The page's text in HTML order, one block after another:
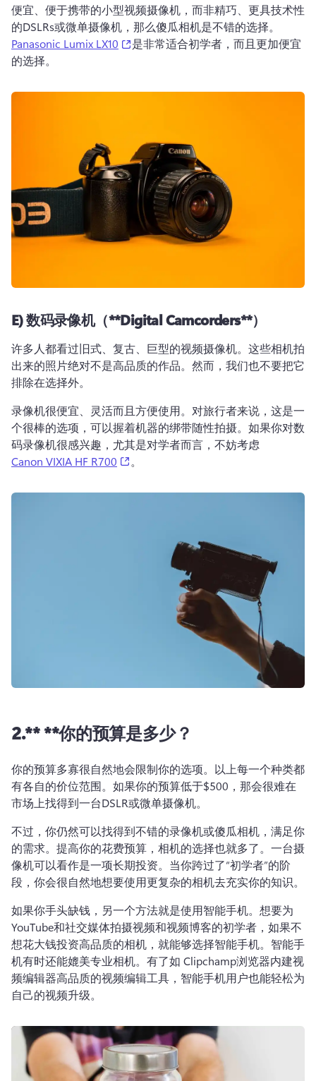
便宜、便于携带的小型视频摄像机，而非精巧、更具技术性
的DSLRs或微单摄像机，那么傻瓜相机是不错的选择。
Panasonic Lumix LX10
(opens in a new tab)
是非常适合初学者，而且更加便宜
的选择。
E)数码录像机（**Digital Camcorders**）
许多人都看过旧式、复古、巨型的视频摄像机。这些相机拍
出来的照片绝对不是高品质的作品。然而，我们也不要把它
排除在选择外。
录像机很便宜、灵活而且方便使用。对旅行者来说，这是一
个很棒的选项，可以握着机器的绑带随性拍摄。如果你对数
码录像机很感兴趣，尤其是对学者而言，不妨考虑
Canon VIXIA HF R700
。
2.** **你的预算是多少？
你的预算多寡很自然地会限制你的选项。以上每一个种类都
有各自的价位范围。如果你的预算低于$500，那会很难在
市场上找得到一台DSLR或微单摄像机。
不过，你仍然可以找得到不错的录像机或傻瓜相机，满足你
的需求。提高你的花费预算，相机的选择也就多了。一台摄
像机可以看作是一项长期投资。当你跨过了“初学者”的阶
段，你会很自然地想要使用更复杂的相机去充实你的知识。
如果你手头缺钱，另一个方法就是使用智能手机。想要为
YouTube和社交媒体拍摄视频和视频博客的初学者，如果不
想花大钱投资高品质的相机，就能够选择智能手机。智能手
机有时还能媲美专业相机。有了如 Clipchamp浏览器内建视
频编辑器高品质的视频编辑工具，智能手机用户也能轻松为
自己的视频升级。